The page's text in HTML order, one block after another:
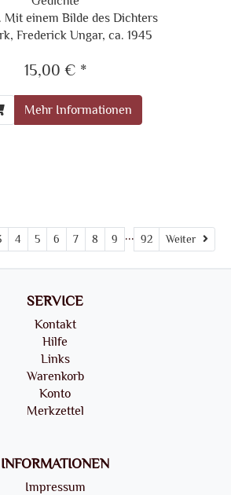
Mit einem Bilde des Dichters
Frederick Ungar, ca. 1945
15,00 € *
Mehr Informationen
4 5 6 7 8 9 ... 92 Weiter
SERVICE
Kontakt
Hilfe
Links
Warenkorb
Konto
Merkzettel
INFORMATIONEN
Impressum